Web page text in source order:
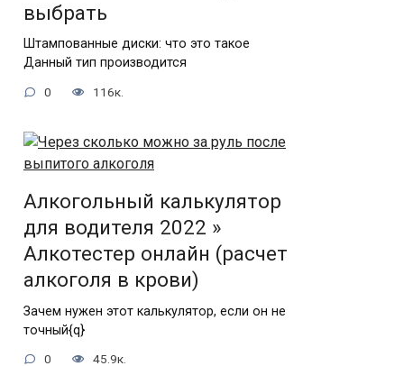
выбрать
Штампованные диски: что это такое
Данный тип производится
0 116к.
Алкогольный калькулятор
для водителя 2022 »
Алкотестер онлайн (расчет
алкоголя в крови)
Зачем нужен этот калькулятор, если он не
точный{q}
0 45.9к.